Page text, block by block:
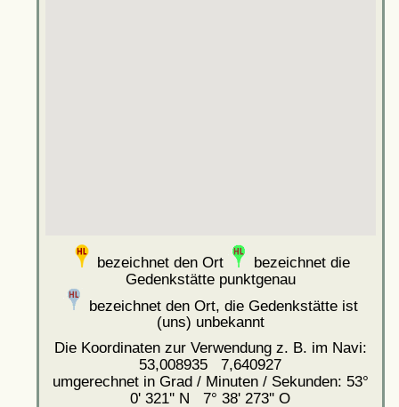
bezeichnet den Ort
bezeichnet die
Gedenkstätte punktgenau
bezeichnet den Ort, die Gedenkstätte ist
(uns) unbekannt
Die Koordinaten zur Verwendung z. B. im Navi:
53,008935 7,640927
umgerechnet in Grad / Minuten / Sekunden: 53°
0' 321'' N 7° 38' 273'' O